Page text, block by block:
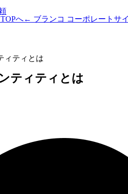
へ← ブランコ コーポレートサ
ィティとは
ティティとは